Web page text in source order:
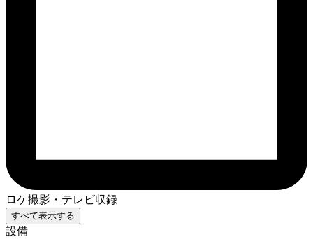
ロケ撮影・テレビ収録
すべて表示する
設備